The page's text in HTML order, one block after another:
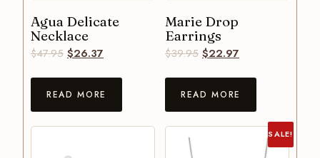
Agua Delicate
Necklace
$47.95 $26.37
READ MORE
Marie Drop
Earrings
$39.95 $22.97
READ MORE
SALE!